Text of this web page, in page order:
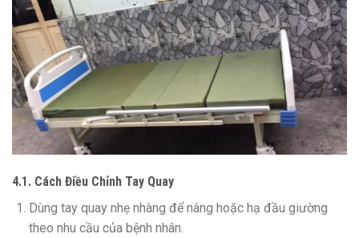
4.1. Cách Điều Chỉnh Tay Quay
Dùng tay quay nhẹ nhàng để nâng hoặc hạ đầu giường
theo nhu cầu của bệnh nhân.